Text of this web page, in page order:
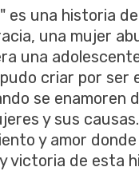
es una historia
una mujer
una
criar por ser
se enamoren
y sus
y amor
victoria de esta